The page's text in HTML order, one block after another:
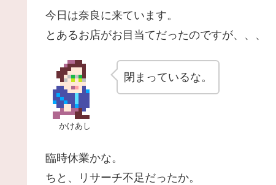
今日は奈良に来ています。
とあるお店がお目当てだったのですが、、、
かけあし
閉まっているな。
臨時休業かな。
ちと、リサーチ不足だったか。